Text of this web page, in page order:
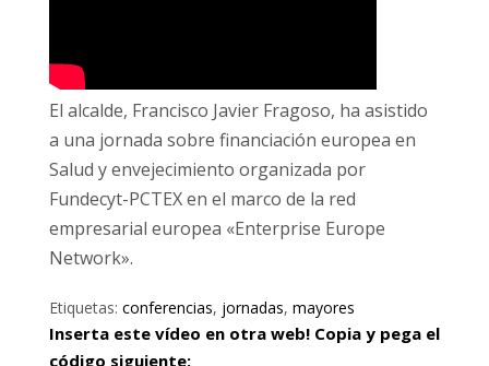
El alcalde, Francisco Javier Fragoso, ha asistido
a una jornada sobre financiación europea en
Salud y envejecimiento organizada por
Fundecyt-PCTEX en el marco de la red
empresarial europea «Enterprise Europe
Network».
Etiquetas: conferencias, jornadas, mayores
Inserta este vídeo en otra web! Copia y pega el
código siguiente: